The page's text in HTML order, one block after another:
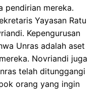
pendirian mereka.
Yayasan Ratu
Kepengurusan
Unras adalah aset
Novriandi juga
telah ditunggangi
orang yang ingin